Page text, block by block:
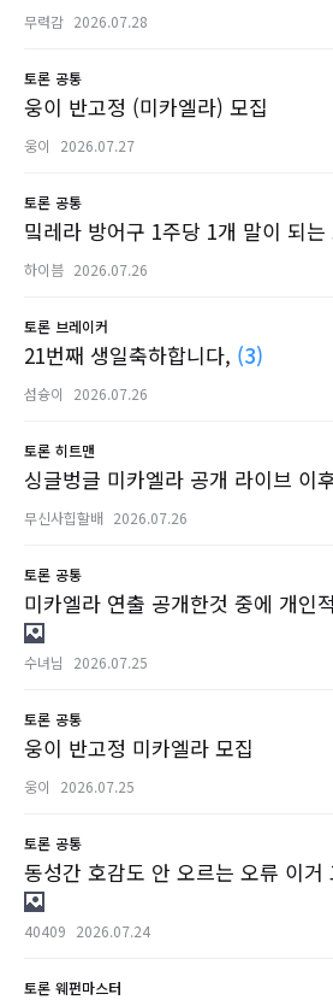
무력감 2026.07.28
토론 공통
웅이 반고정 (미카엘라) 모집
웅이 2026.07.27
토론 공통
밐레라 방어구 1주당 1개 말이 되는
하이븜 2026.07.26
토론 브레이커
21번째 생일축하합니다, (3)
섬슝이 2026.07.26
토론 히트맨
싱글벙글 미카엘라 공개 라이브 이
무신사힙할배 2026.07.26
토론 공통
미카엘라 연출 공개한것 중에 개인
수녀님 2026.07.25
토론 공통
웅이 반고정 미카엘라 모집
웅이 2026.07.25
토론 공통
동성간 호감도 안 오르는 오류 이거
40409 2026.07.24
토론 웨펀마스터